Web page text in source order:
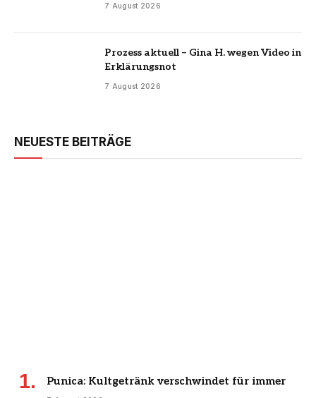
7 August 2026
Prozess aktuell – Gina H. wegen Video in
Erklärungsnot
7 August 2026
NEUESTE BEITRÄGE
Punica: Kultgetränk verschwindet für immer